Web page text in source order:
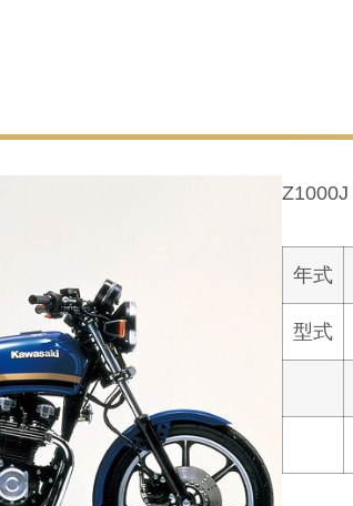
Z1000J
年式
型式